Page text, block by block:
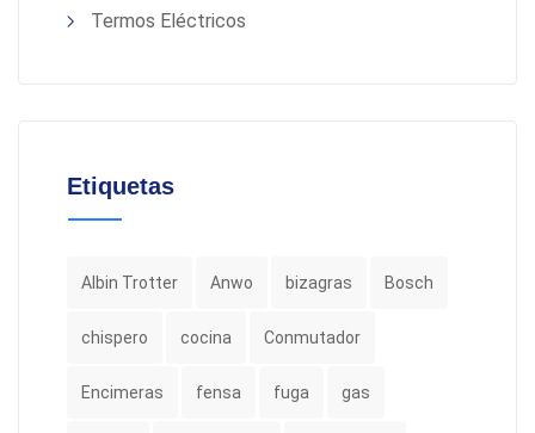
Termos Eléctricos
Etiquetas
Albin Trotter Anwo bizagras Bosch
chispero cocina Conmutador
Encimeras fensa fuga gas